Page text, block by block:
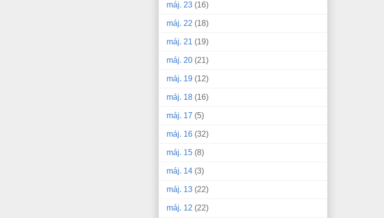
máj. 23 (16)
máj. 22 (18)
máj. 21 (19)
máj. 20 (21)
máj. 19 (12)
máj. 18 (16)
máj. 17 (5)
máj. 16 (32)
máj. 15 (8)
máj. 14 (3)
máj. 13 (22)
máj. 12 (22)